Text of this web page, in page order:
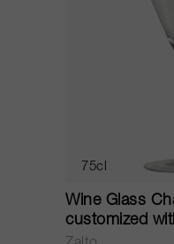
75cl
Wine Glass
customized
11552 NV